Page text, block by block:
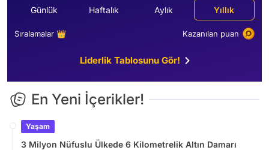
Günlük Haftalık Aylık Yıllık
Sıralamalar 👑 Kazanılan puan
Liderlik Tablosunu Gör!
En Yeni İçerikler!
Yaşam
3 Milyon Nüfuslu Ülkede 6 Kilometrelik Altın Damarı